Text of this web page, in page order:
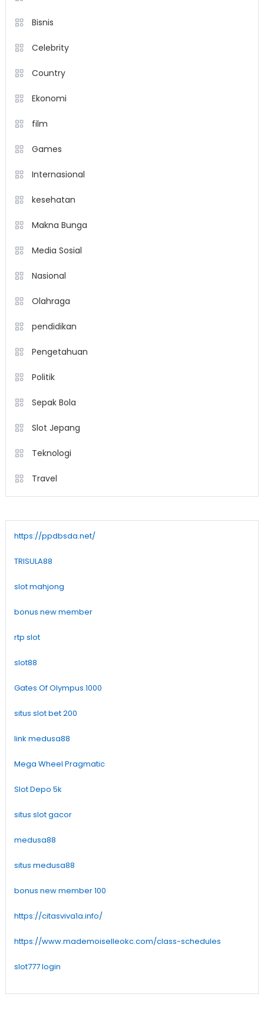
Bisnis
Celebrity
Country
Ekonomi
film
Games
Internasional
kesehatan
Makna Bunga
Media Sosial
Nasional
Olahraga
pendidikan
Pengetahuan
Politik
Sepak Bola
Slot Jepang
Teknologi
Travel
https://ppdbsda.net/
TRISULA88
slot mahjong
bonus new member
rtp slot
slot88
Gates Of Olympus 1000
situs slot bet 200
link medusa88
Mega Wheel Pragmatic
Slot Depo 5k
situs slot gacor
medusa88
situs medusa88
bonus new member 100
https://citasviva1a.info/
https://www.mademoiselleokc.com/class-schedules
slot777 login